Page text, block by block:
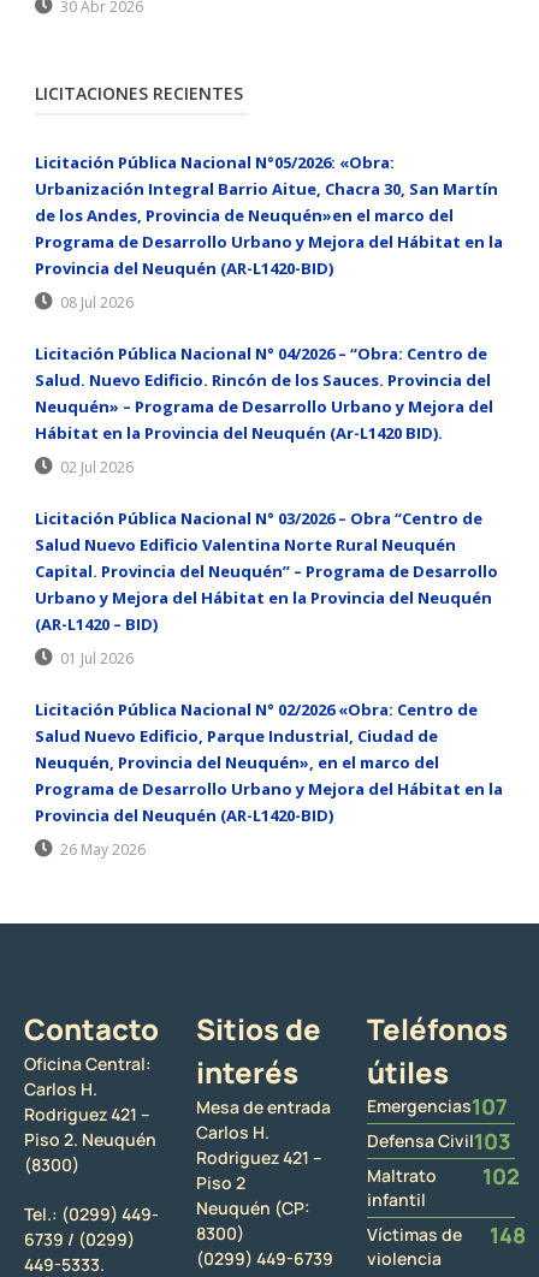
30 Abr 2026
LICITACIONES RECIENTES
Licitación Pública Nacional N°05/2026: «Obra:
Urbanización Integral Barrio Aitue, Chacra 30, San Martín
de los Andes, Provincia de Neuquén»en el marco del
Programa de Desarrollo Urbano y Mejora del Hábitat en la
Provincia del Neuquén (AR-L1420-BID)
08 Jul 2026
Licitación Pública Nacional N° 04/2026 – “Obra: Centro de
Salud. Nuevo Edificio. Rincón de los Sauces. Provincia del
Neuquén» – Programa de Desarrollo Urbano y Mejora del
Hábitat en la Provincia del Neuquén (Ar-L1420 BID).
02 Jul 2026
Licitación Pública Nacional N° 03/2026 – Obra “Centro de
Salud Nuevo Edificio Valentina Norte Rural Neuquén
Capital. Provincia del Neuquén” – Programa de Desarrollo
Urbano y Mejora del Hábitat en la Provincia del Neuquén
(AR-L1420 – BID)
01 Jul 2026
Licitación Pública Nacional N° 02/2026 «Obra: Centro de
Salud Nuevo Edificio, Parque Industrial, Ciudad de
Neuquén, Provincia del Neuquén», en el marco del
Programa de Desarrollo Urbano y Mejora del Hábitat en la
Provincia del Neuquén (AR-L1420-BID)
26 May 2026
Contacto
Oficina Central:
Carlos H.
Rodriguez 421 –
Piso 2. Neuquén
(8300)
Tel.: (0299) 449-
6739 / (0299)
449-5333.
Sitios de
interés
Mesa de entrada
Carlos H.
Rodriguez 421 –
Piso 2
Neuquén (CP:
8300)
(0299) 449-6739
Teléfonos
útiles
Emergencias107
Defensa Civil103
Maltrato
infantil
102
Víctimas de
violencia
148